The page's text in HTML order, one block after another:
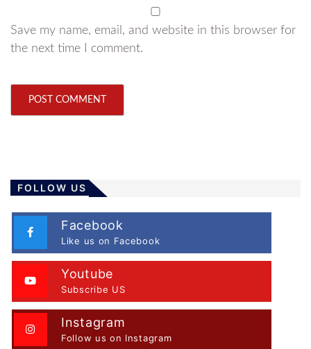
Save my name, email, and website in this browser for
the next time I comment.
FOLLOW US
Facebook
Like us on Facebook
Youtube
Subscribe US
Instagram
Follow us on Instagram